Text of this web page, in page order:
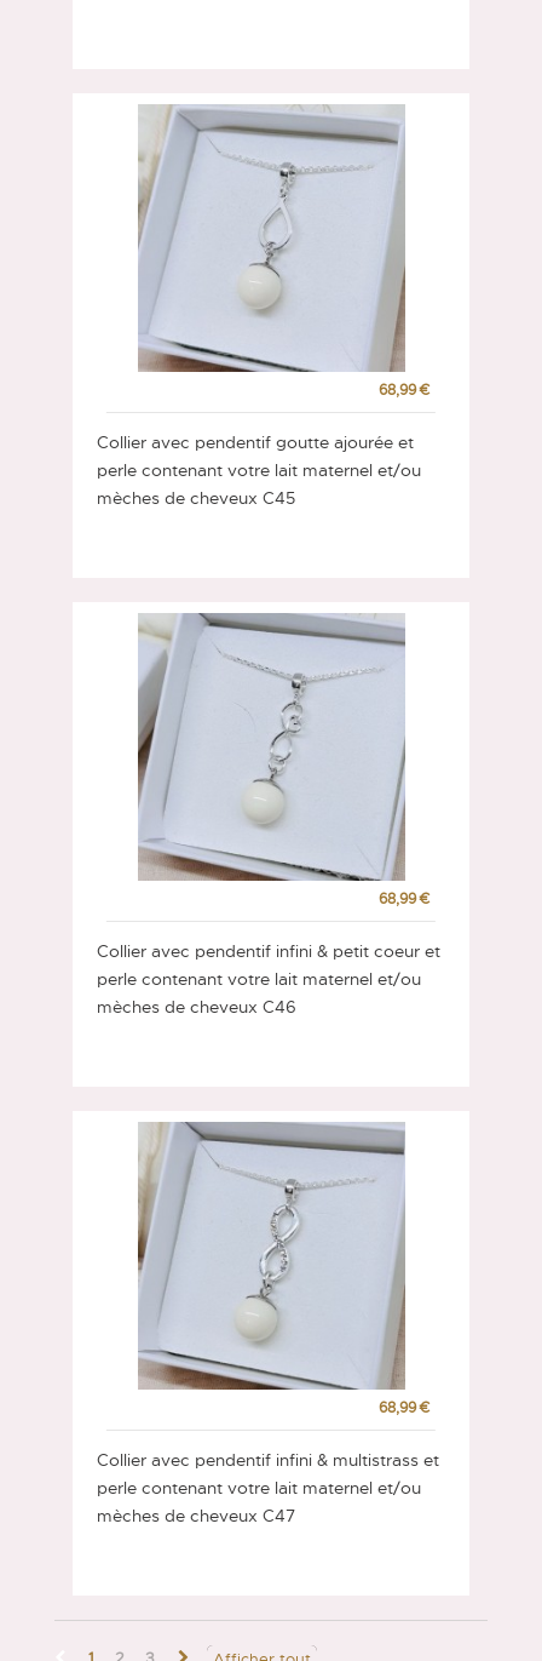
Collier avec pendentif goutte ajourée et
perle contenant votre lait maternel et/ou
mèches de cheveux C45
68,99 €
Collier avec pendentif infini & petit coeur et
perle contenant votre lait maternel et/ou
mèches de cheveux C46
68,99 €
Collier avec pendentif infini & multistrass et
perle contenant votre lait maternel et/ou
mèches de cheveux C47
68,99 €